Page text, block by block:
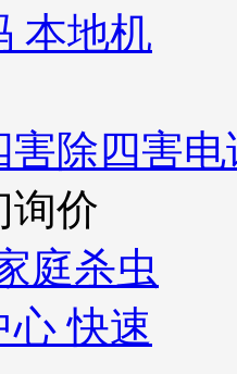
害除四害
询价